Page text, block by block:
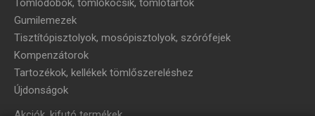
Gumilemezek
Tisztítópisztolyok, mosópisztolyok, szórófejek
Kompenzátorok
Tartozékok, kellékek tömlőszereléshez
Újdonságok